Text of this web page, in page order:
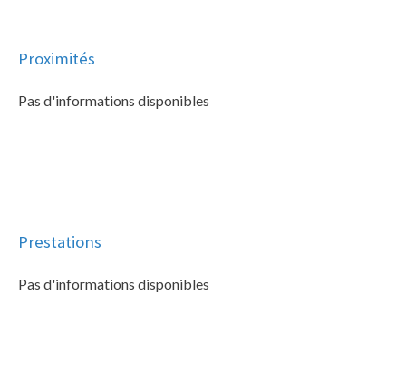
Proximités
Pas d'informations disponibles
Prestations
Pas d'informations disponibles